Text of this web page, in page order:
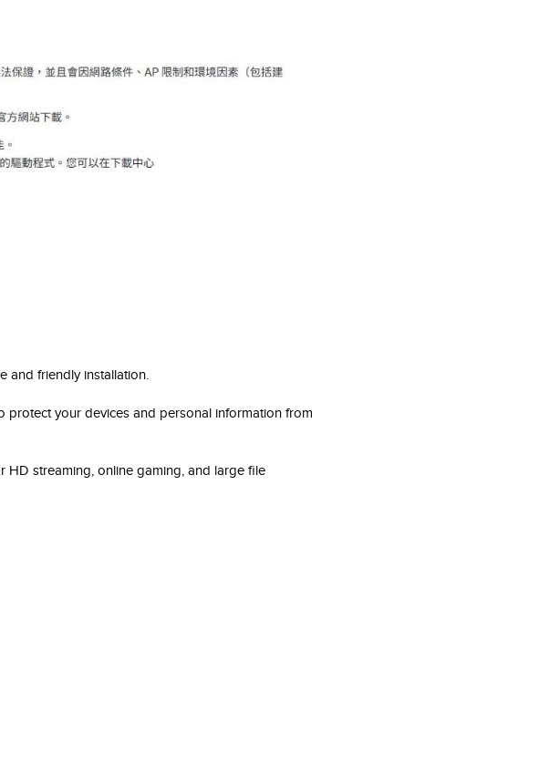
and friendly installation.
protect your devices and personal information from
HD streaming, online gaming, and large file